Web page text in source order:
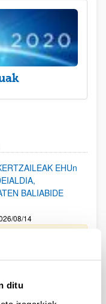
ditu
EHUn
BALIABIDE
08/14